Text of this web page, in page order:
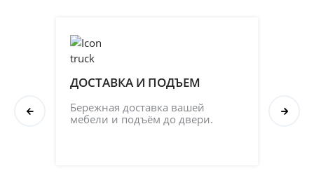
ДОСТАВКА И ПОДЪЕМ
Бережная доставка вашей
мебели и подъём до двери.